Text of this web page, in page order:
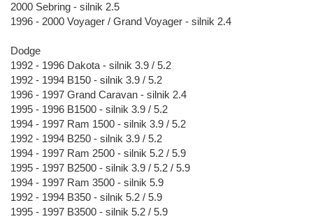
2000 Sebring - silnik 2.5
1996 - 2000 Voyager / Grand Voyager - silnik 2.4
Dodge
1992 - 1996 Dakota - silnik 3.9 / 5.2
1992 - 1994 B150 - silnik 3.9 / 5.2
1996 - 1997 Grand Caravan - silnik 2.4
1995 - 1996 B1500 - silnik 3.9 / 5.2
1994 - 1997 Ram 1500 - silnik 3.9 / 5.2
1992 - 1994 B250 - silnik 3.9 / 5.2
1994 - 1997 Ram 2500 - silnik 5.2 / 5.9
1995 - 1997 B2500 - silnik 3.9 / 5.2 / 5.9
1994 - 1997 Ram 3500 - silnik 5.9
1992 - 1994 B350 - silnik 5.2 / 5.9
1995 - 1997 B3500 - silnik 5.2 / 5.9